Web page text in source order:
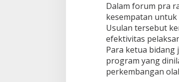
Dalam forum pra
kesempatan
Usulan tersebut
efektivitas
Para ketua
program yang
perkembangan